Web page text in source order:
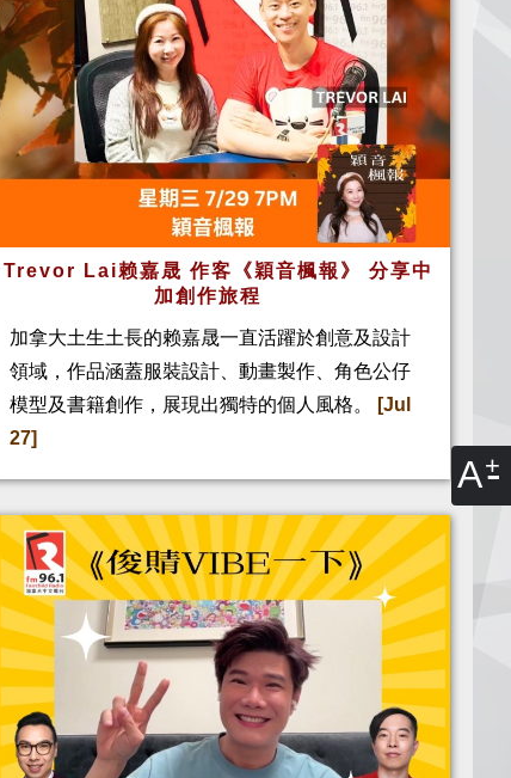
A
Trevor Lai赖嘉晟 作客《穎音楓報》 分享中
加創作旅程
加拿大土生土長的赖嘉晟一直活躍於創意及設計
領域，作品涵蓋服裝設計、動畫製作、角色公仔
模型及書籍創作，展現出獨特的個人風格。
[Jul
27]